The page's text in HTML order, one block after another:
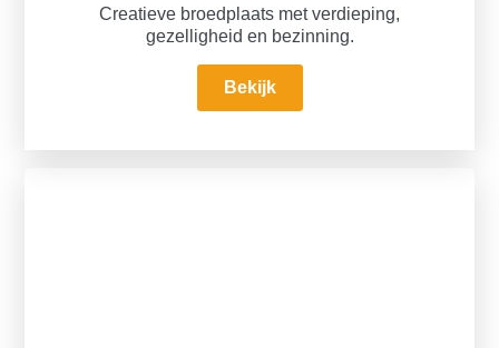
Creatieve broedplaats met verdieping,
gezelligheid en bezinning.
Bekijk